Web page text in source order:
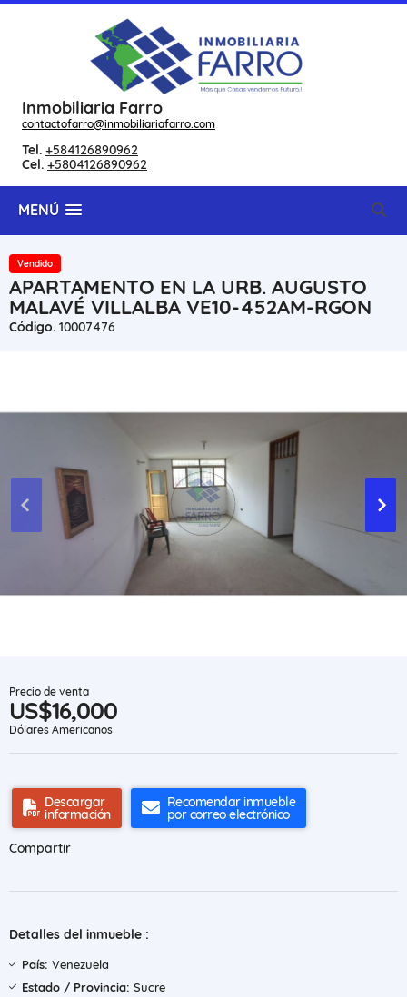
Inmobiliaria Farro
contactofarro@inmobiliariafarro.com
Tel. +584126890962
Cel. +5804126890962
MENÚ
Vendido
APARTAMENTO EN LA URB. AUGUSTO
MALAVÉ VILLALBA VE10-452AM-RGON
Código. 10007476
Precio de venta
US$16,000
Dólares Americanos
Descargar
información
Recomendar inmueble
por correo electrónico
Compartir
Detalles del inmueble :
País: Venezuela
Estado / Provincia: Sucre